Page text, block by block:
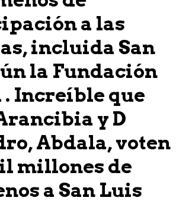
a las
incluida San
la Fundación
Increíble que
y D
Abdala, voten
millones de
a San Luis